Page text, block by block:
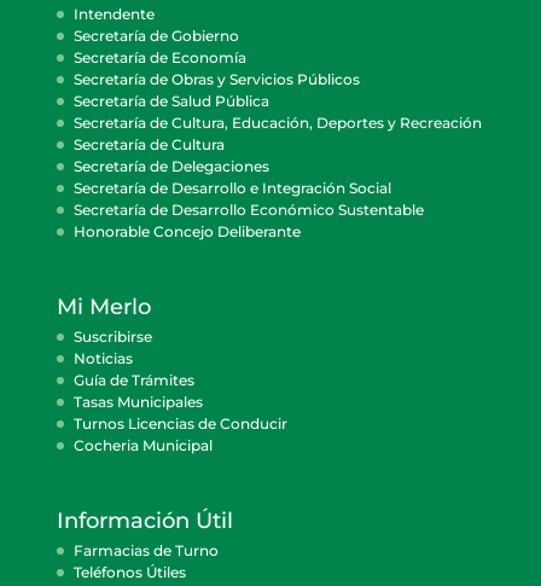
Intendente
Secretaría de Gobierno
Secretaría de Economía
Secretaría de Obras y Servicios Públicos
Secretaría de Salud Pública
Secretaría de Cultura, Educación, Deportes y Recreación
Secretaría de Cultura
Secretaría de Delegaciones
Secretaría de Desarrollo e Integración Social
Secretaría de Desarrollo Económico Sustentable
Honorable Concejo Deliberante
Mi Merlo
Suscribirse
Noticias
Guía de Trámites
Tasas Municipales
Turnos Licencias de Conducir
Cocheria Municipal
Información Útil
Farmacias de Turno
Teléfonos Útiles